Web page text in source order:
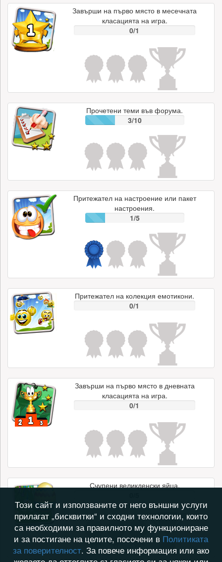
Завърши на първо място в месечната
класацията на игра.
0/1
Прочетени теми във форума.
3/10
Притежател на настроение или пакет
настроения.
1/5
Притежател на колекция емотикони.
0/1
Завърши на първо място в дневната
класацията на игра.
0/1
Счупени великденски яйца.
Този сайт и използваните от него външни услуги
прилагат „бисквитки“ и сходни технологии, които
са необходими за правилното му функциониране
и за постигане на целите, посочени в Политиката
за поверителност. За повече информация или ако